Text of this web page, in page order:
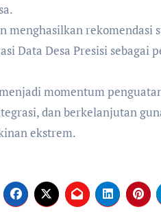
menghasilkan rekomendasi
Data Desa Presisi sebagai
momentum
dan berkelanjutan
ekstrem.